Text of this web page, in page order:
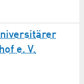
e. V.